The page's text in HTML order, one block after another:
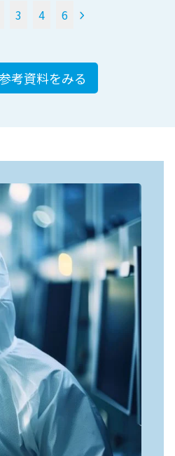
3 4 6
考資料をみる